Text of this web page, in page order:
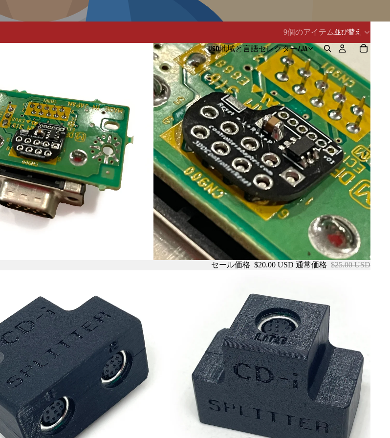
USD地域と言語セレクター/JA
9個のアイテム 並び替え
セール価格 $20.00 USD 通常価格 $25.00 USD